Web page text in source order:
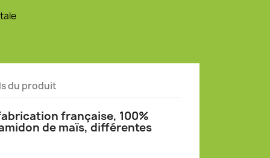
du produit
française, 100%
de maïs, différentes